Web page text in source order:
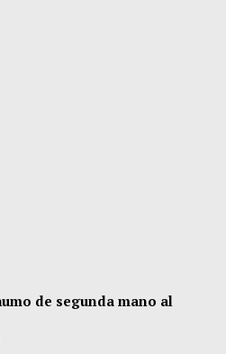
de segunda mano al